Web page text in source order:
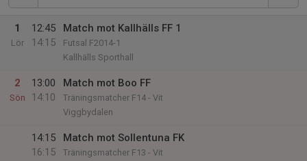
1
Lör
12:45
14:15
Match mot Kallhälls FF 1
Futsal F2014-1
Kallhälls Sporthall
2
Sön
13:00
14:10
Match mot Boo FF
Träningsmatcher F14 - Vit
Viggbydalen
14:15
16:15
Match mot Sollentuna FK
Träningsmatcher F13 - Vit